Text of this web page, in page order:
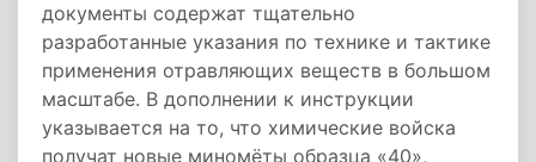
документы содержат тщательно
разработанные указания по технике и тактике
применения отравляющих веществ в большом
масштабе. В дополнении к инструкции
указывается на то, что химические войска
получат новые миномёты образца «40»,